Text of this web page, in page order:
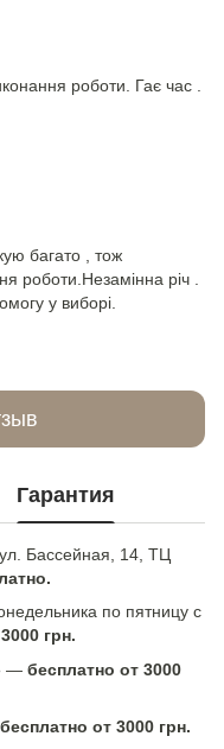
роботи. Гає час .
багато , тож
роботи.Незамінна річ .
у виборі.
Гарантия
Бассейная, 14, ТЦ
по пятницу с
грн.
— бесплатно от 3000
бесплатно от 3000 грн.